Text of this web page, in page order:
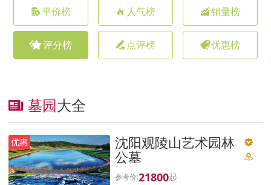
平价榜 人气榜 销量榜
评分榜 点评榜 优惠榜
墓园大全
优惠
沈阳观陵山艺术园林
公墓
21800